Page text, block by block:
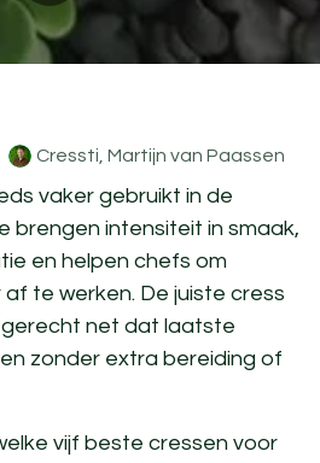
Cressti, Martijn van Paassen
vaker gebruikt in de
brengen intensiteit in smaak,
en helpen chefs om
te werken. De juiste cress
gerecht net dat laatste
zonder extra bereiding of
vijf beste cressen voor